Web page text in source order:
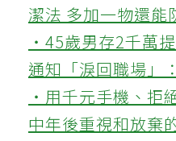
潔法 多加一物還能
‧45歲男存2千萬
通知「淚回職場」
‧用千元手機、拒
中年後重視和放棄